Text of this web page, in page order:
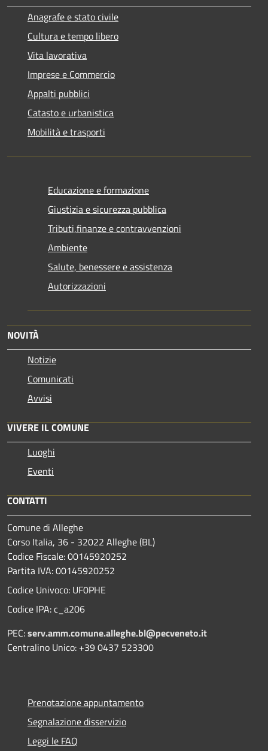
Anagrafe e stato civile
Cultura e tempo libero
Vita lavorativa
Imprese e Commercio
Appalti pubblici
Catasto e urbanistica
Mobilità e trasporti
Educazione e formazione
Giustizia e sicurezza pubblica
Tributi,finanze e contravvenzioni
Ambiente
Salute, benessere e assistenza
Autorizzazioni
NOVITÀ
Notizie
Comunicati
Avvisi
VIVERE IL COMUNE
Luoghi
Eventi
CONTATTI
Comune di Alleghe
Corso Italia, 36 - 32022 Alleghe (BL)
Codice Fiscale: 00145920252
Partita IVA: 00145920252
Codice Univoco: UF0PHE
Codice IPA: c_a206
PEC:serv.amm.comune.alleghe.bl@pecveneto.it
Centralino Unico: +39 0437 523300
Prenotazione appuntamento
Segnalazione disservizio
Leggi le FAQ